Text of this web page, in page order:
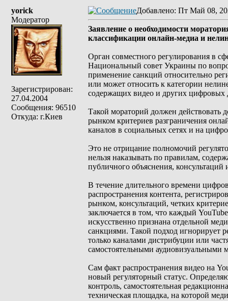
yorick
Модератор
Зарегистрирован:
27.04.2004
Сообщения: 96510
Откуда: г.Киев
Добавлено: Пт Май 08,
Заявление о необходимости
классификации онлайн-медиа и
Орган совместного регулирования в
Национальный совет Украины по
применение санкций относительно
или может относить к категории
содержащих видео и других
Такой мораторий должен действовать
рынком критериев разграничения
каналов в социальных сетях и на
Это не отрицание полномочий
нельзя наказывать по правилам,
публичного объяснения, консультаций
В течение длительного времени
распространения контента,
рынком, консультаций, четких
заключается в том, что каждый
искусственно признана отдельной
санкциями. Такой подход игнорирует
только каналами дистрибуции или
самостоятельными аудиовизуальными
Сам факт распространения видео на
новый регуляторный статус.
контроль, самостоятельная
техническая площадка, на которой